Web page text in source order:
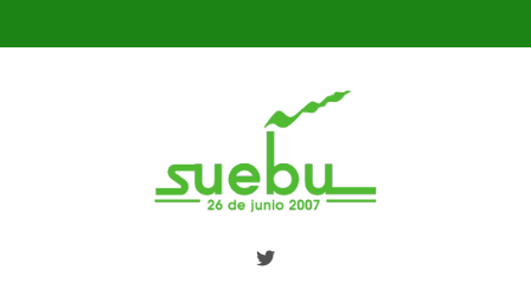
SUEBU
Sindicato Único Trabajadores UPM